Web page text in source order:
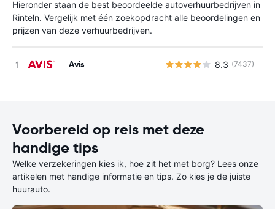
Hieronder staan de best beoordeelde autoverhuurbedrijven in
Rinteln. Vergelijk met één zoekopdracht alle beoordelingen en
prijzen van deze verhuurbedrijven.
Avis 8.3 (7437)
Voorbereid op reis met deze
handige tips
Welke verzekeringen kies ik, hoe zit het met borg? Lees onze
artikelen met handige informatie en tips. Zo kies je de juiste
huurauto.